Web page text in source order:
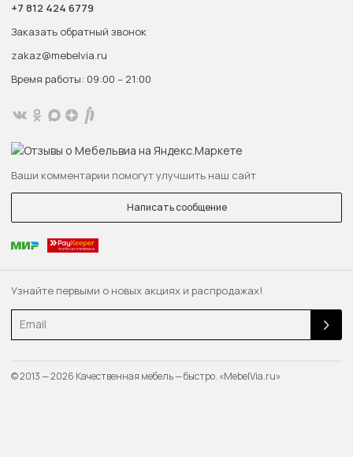
Узнайте первыми о новых акциях и распродажах!
Email
+7 812 424 6779
Заказать обратный звонок
zakaz@mebelvia.ru
Время работы: 09:00 – 21:00
Ваши комментарии помогут улучшить наш сайт
Написать сообщение
© 2013 — 2026 Качественная мебель — быстро. «MebelVia.ru»